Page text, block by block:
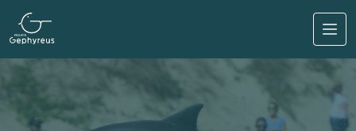
Pasar al contenido principal